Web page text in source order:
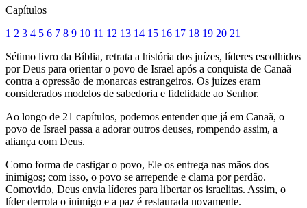
Capítulos
1 2 3 4 5 6 7 8 9 10 11 12 13 14 15 16 17 18 19 20 21
Sétimo livro da Bíblia, retrata a história dos juízes, líderes escolhidos
por Deus para orientar o povo de Israel após a conquista de Canaã
contra a opressão de monarcas estrangeiros. Os juízes eram
considerados modelos de sabedoria e fidelidade ao Senhor.
Ao longo de 21 capítulos, podemos entender que já em Canaã, o
povo de Israel passa a adorar outros deuses, rompendo assim, a
aliança com Deus.
Como forma de castigar o povo, Ele os entrega nas mãos dos
inimigos; com isso, o povo se arrepende e clama por perdão.
Comovido, Deus envia líderes para libertar os israelitas. Assim, o
líder derrota o inimigo e a paz é restaurada novamente.